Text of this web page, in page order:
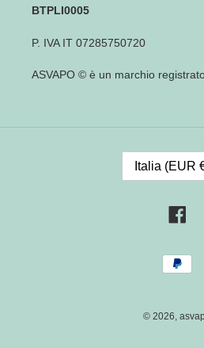
BTPLI0005
P. IVA IT 07285750720
ASVAPO © è un marchio
Italia (EUR
Metodi
di
© 2026,